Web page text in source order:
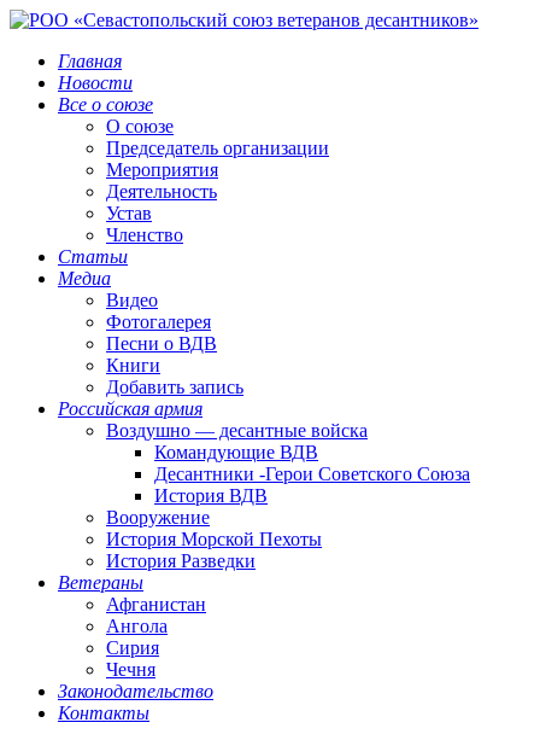
Главная
Новости
Все о союзе
О союзе
Председатель организации
Мероприятия
Деятельность
Устав
Членство
Статьи
Медиа
Видео
Фотогалерея
Песни о ВДВ
Книги
Добавить запись
Российская армия
Воздушно — десантные войска
Командующие ВДВ
Десантники -Герои Советского Союза
История ВДВ
Вооружение
История Морской Пехоты
История Разведки
Ветераны
Афганистан
Ангола
Сирия
Чечня
Законодательство
Контакты